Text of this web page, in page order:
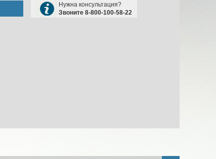
Нужна консультация?
Звоните 8-800-100-58-22